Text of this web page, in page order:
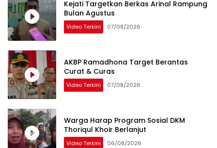
Kejati Targetkan Berkas Arinal Rampung
Bulan Agustus
Video Terkini 07/08/2026
AKBP Ramadhona Target Berantas
Curat & Curas
Video Terkini 07/08/2026
Warga Harap Program Sosial DKM
Thoriqul Khoir Berlanjut
Video Terkini 06/08/2026